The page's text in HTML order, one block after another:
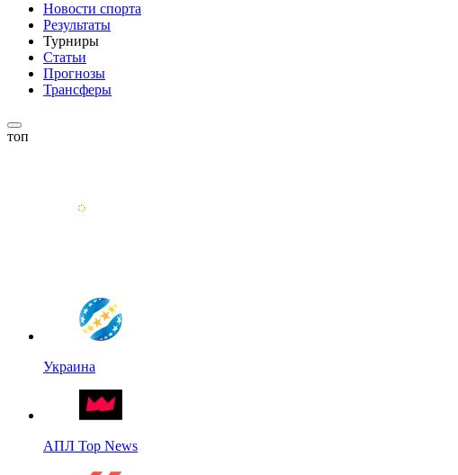
Новости спорта
Результаты
Турниры
Статьи
Прогнозы
Трансферы
топ
Украина
АПЛ Top News